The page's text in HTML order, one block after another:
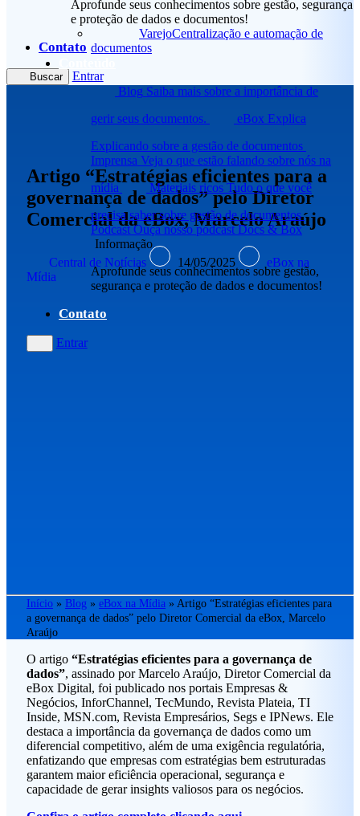
VarejoCentralização e automação de
documentos
Blog Saiba mais sobre a importância de
gerir seus documentos.
eBox Explica
Explicando sobre a gestão de documentos
Imprensa Veja o que estão falando sobre nós na
mídia
Materiais ricos Tudo o que você
precisa saber sobre gestão de documentos
Podcast Ouça nosso podcast Docs & Box
Informação
Aprofunde seus conhecimentos sobre gestão,
segurança e proteção de dados e documentos!
Contato
Entrar
Aprofunde seus conhecimentos sobre gestão, segurança
e proteção de dados e documentos!
Contato
Buscar Entrar
Artigo “Estratégias eficientes para a
governança de dados” pelo Diretor
Comercial da eBox, Marcelo Araújo
Central de Notícias 14/05/2025
eBox na
Mídia
Início » Blog » eBox na Mídia » Artigo “Estratégias eficientes para
a governança de dados” pelo Diretor Comercial da eBox, Marcelo
Araújo
O artigo “Estratégias eficientes para a governança de
dados”, assinado por Marcelo Araújo, Diretor Comercial da
eBox Digital, foi publicado nos portais Empresas &
Negócios, InforChannel, TecMundo, Revista Plateia, TI
Inside, MSN.com, Revista Empresários, Segs e IPNews. Ele
destaca a importância da governança de dados como um
diferencial competitivo, além de uma exigência regulatória,
enfatizando que empresas com estratégias bem estruturadas
garantem maior eficiência operacional, segurança e
capacidade de gerar insights valiosos para os negócios.